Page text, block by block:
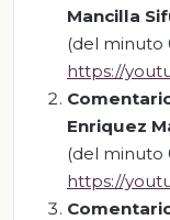
Mancilla
(del minuto
https://
Enriquez
(del minuto
https://